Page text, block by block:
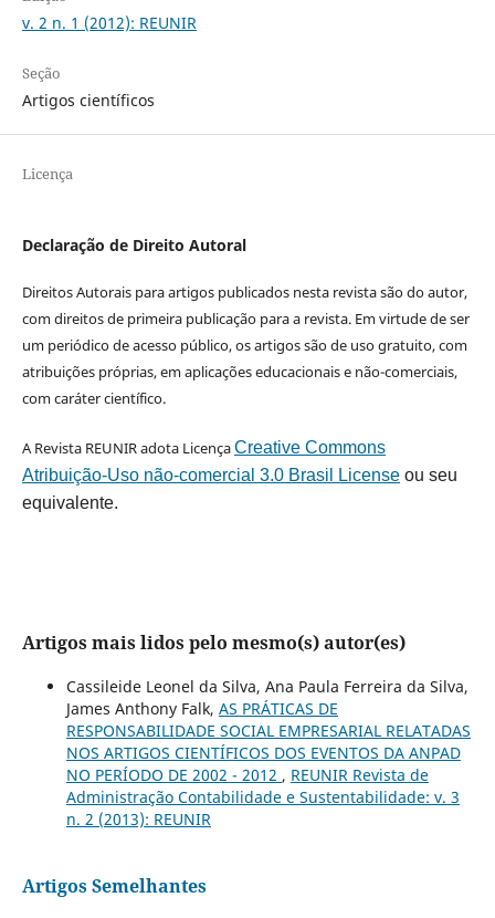
v. 2 n. 1 (2012): REUNIR
Seção
Artigos científicos
Licença
Declaração de Direito Autoral
Direitos Autorais para artigos publicados nesta revista são do autor,
com direitos de primeira publicação para a revista. Em virtude de ser
um periódico de acesso público, os artigos são de uso gratuito, com
atribuições próprias, em aplicações educacionais e não-comerciais,
com caráter científico.
A Revista REUNIR adota LicençaCreative Commons
Atribuição-Uso não-comercial 3.0 Brasil Licenseou seu
equivalente.
Artigos mais lidos pelo mesmo(s) autor(es)
Cassileide Leonel da Silva, Ana Paula Ferreira da Silva,
James Anthony Falk, AS PRÁTICAS DE
RESPONSABILIDADE SOCIAL EMPRESARIAL RELATADAS
NOS ARTIGOS CIENTÍFICOS DOS EVENTOS DA ANPAD
NO PERÍODO DE 2002 - 2012 , REUNIR Revista de
Administração Contabilidade e Sustentabilidade: v. 3
n. 2 (2013): REUNIR
Artigos Semelhantes